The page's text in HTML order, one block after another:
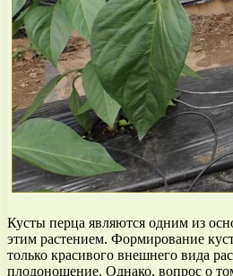
Кусты перца являются одним из
этим растением. Формирование
только красивого внешнего вида
плодоношение. Однако, вопрос о